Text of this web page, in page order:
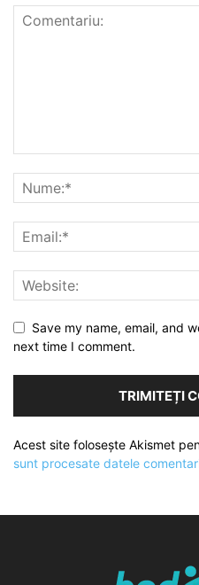
Save my name, email, and
next time I comment.
Acest site folosește Akismet
sunt procesate datele